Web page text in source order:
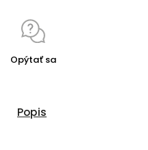
Opýtať sa
Popis